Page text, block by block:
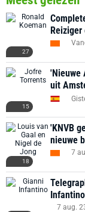
27
Reiziger
15
'Nieuwe
uit
18
'KNVB
nieuwe
7
7 aug.